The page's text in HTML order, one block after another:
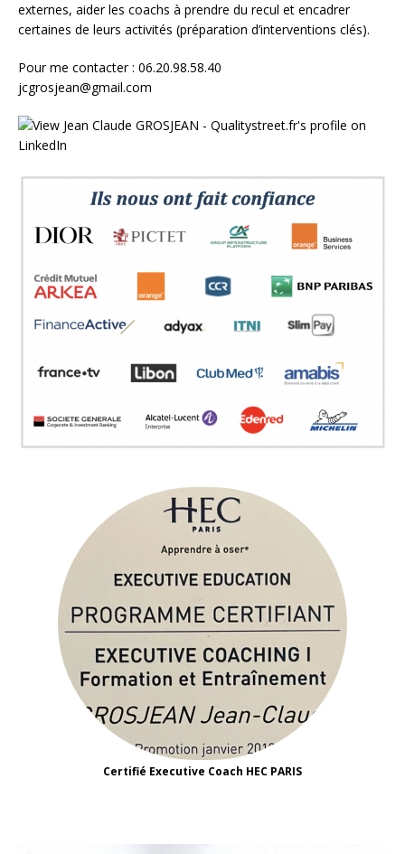
externes, aider les coachs à prendre du recul et encadrer
certaines de leurs activités (préparation d’interventions clés).
Pour me contacter : 06.20.98.58.40
jcgrosjean@gmail.com
Certifié Executive Coach HEC PARIS